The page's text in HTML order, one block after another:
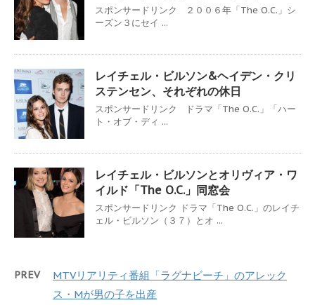
スポンサードリンク ２００６年「The O.C.」シ
ーズン３にセイ ...
レイチェル・ビルソン&ヘイデン・クリ
ステンセン、それぞれの休日
スポンサードリンク ドラマ「The O.C.」「ハー
ト・オブ・ディ ...
レイチェル・ビルソンとオリヴィア・ワ
イルド「The O.C.」同窓会
スポンサードリンク ドラマ「The O.C.」のレイチ
ェル・ビルソン（３７）とオ ...
PREV
MTVリアリティ番組「ラグナビーチ」のアレック
ス・Mが男の子を出産